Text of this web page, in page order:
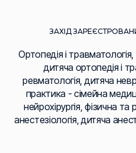
ЗАХІД
Ортопедія і
дитяча ортопедія і
ревматологія, дитяча
практика - сімейна
нейрохірургія, фізична
анестезіологія, дитяча